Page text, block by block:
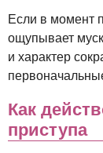
Если в момент
ощупывает
и характер
Как
приступа